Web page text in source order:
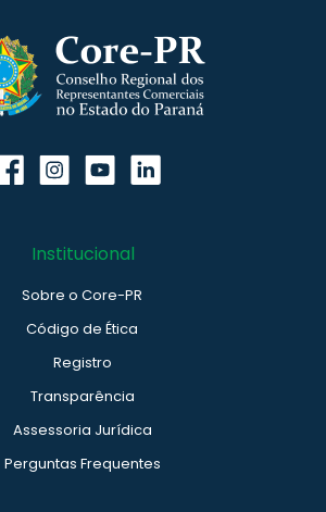
Institucional
Sobre o Core-PR
Código de Ética
Registro
Transparência
Assessoria Jurídica
Perguntas Frequentes